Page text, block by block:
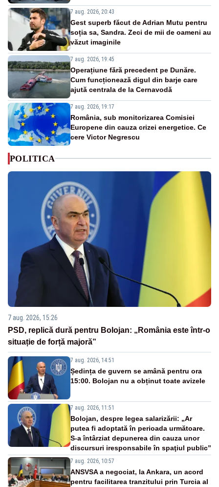
7 aug. 2026, 20:43
Gest superb făcut de Adrian Mutu pentru
soția sa, Sandra. Zeci de mii de oameni au
văzut imaginile
7 aug. 2026, 19:45
Operațiune fără precedent pe Dunăre.
Cum funcționează digul din barje care
ajută centrala de la Cernavodă
7 aug. 2026, 19:17
România, sub monitorizarea Comisiei
Europene din cauza crizei energetice. Ce
cere Victor Negrescu
POLITICA
7 aug. 2026, 15:26
PSD, replică dură pentru Bolojan: „România este într-o
situație de forță majoră”
7 aug. 2026, 14:51
Ședința de guvern se amână pentru ora
15:00. Bolojan nu a obținut toate avizele
7 aug. 2026, 11:51
Bolojan, despre legea salarizării: „Ar
putea fi adoptată în perioada următoare.
S-a întârziat depunerea din cauza unor
discursuri iresponsabile în spaţiul public”
7 aug. 2026, 10:57
ANSVSA a negociat, la Ankara, un acord
pentru facilitarea tranzitului prin Turcia al